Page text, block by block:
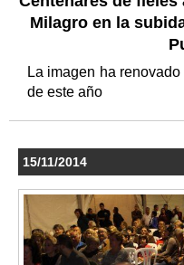
Milagro en la
La imagen ha
de este año
15/11/2014